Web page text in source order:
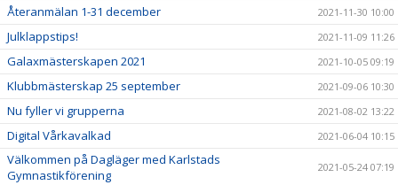
Återanmälan 1-31 december 2021-11-30 10:00
Julklappstips! 2021-11-09 11:26
Galaxmästerskapen 2021 2021-10-05 09:19
Klubbmästerskap 25 september 2021-09-06 10:30
Nu fyller vi grupperna 2021-08-02 13:22
Digital Vårkavalkad 2021-06-04 10:15
Välkommen på Dagläger med Karlstads
Gymnastikförening
2021-05-24 07:19